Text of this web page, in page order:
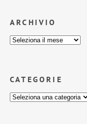
ARCHIVIO
CATEGORIE